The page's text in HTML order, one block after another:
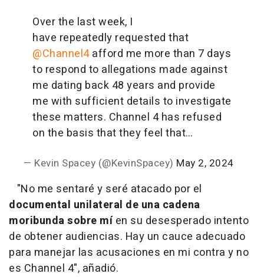
Over the last week, I
have repeatedly requested that
@Channel4afford me more than 7 days
to respond to allegations made against
me dating back 48 years and provide
me with sufficient details to investigate
these matters. Channel 4 has refused
on the basis that they feel that…
— Kevin Spacey (@KevinSpacey) May 2, 2024
"No me sentaré y seré atacado por el
documental unilateral de una cadena
moribunda sobre míen su desesperado intento
de obtener audiencias. Hay un cauce adecuado
para manejar las acusaciones en mi contra y no
es Channel 4", añadió.